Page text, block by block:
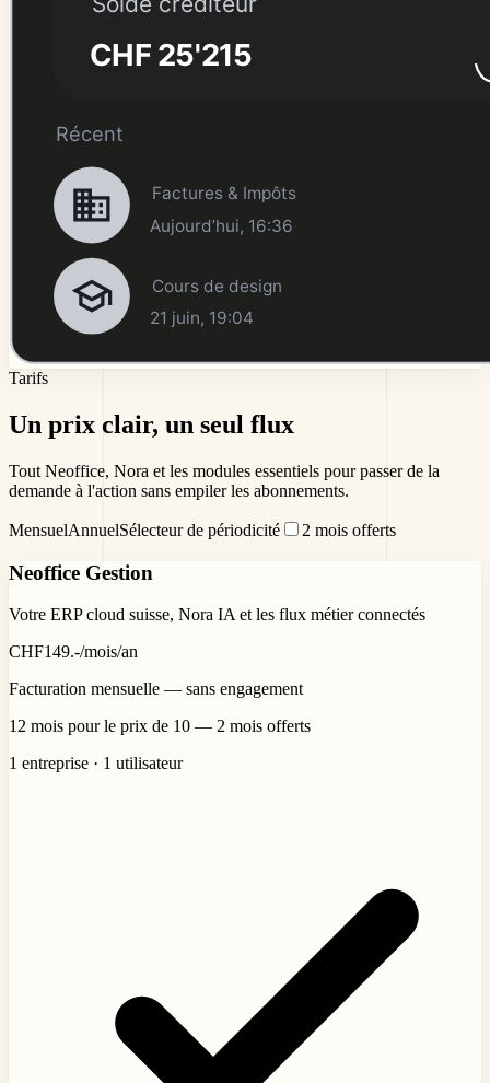
Tarifs
Un prix clair, un seul flux
Tout Neoffice, Nora et les modules essentiels pour passer de la
demande à l'action sans empiler les abonnements.
MensuelAnnuelSélecteur de périodicité 2 mois offerts
Neoffice Gestion
Votre ERP cloud suisse, Nora IA et les flux métier connectés
CHF149.-/mois/an
Facturation mensuelle — sans engagement
12 mois pour le prix de 10 — 2 mois offerts
1 entreprise · 1 utilisateur